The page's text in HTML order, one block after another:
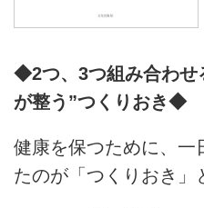
◆2つ、3つ組み合わせ
が整う”つくりおき◆
健康を保つために、一
たのが「つくりおき」